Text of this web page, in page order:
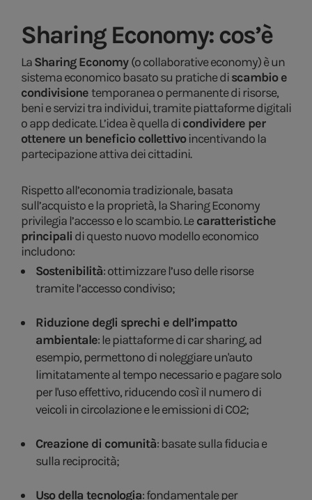
Sharing Economy: cos’è
LaSharing Economy(o collaborative economy) è un
sistema economico basato su pratiche discambio e
condivisionetemporanea o permanente di risorse,
beni e servizi tra individui, tramite piattaforme digitali
o app dedicate. L’idea è quella dicondividere per
ottenere un beneficio collettivoincentivando la
partecipazione attiva dei cittadini.
Rispetto all’economia tradizionale, basata
sull’acquisto e la proprietà, la Sharing Economy
privilegia l’accesso e lo scambio. Lecaratteristiche
principali di questo nuovo modello economico
includono:
Sostenibilità: ottimizzare l’uso delle risorse
tramite l’accesso condiviso;
Riduzione degli sprechi e dell’impatto
ambientale: le piattaforme di car sharing, ad
esempio, permettono di noleggiare un'auto
limitatamente al tempo necessario e pagare solo
per l'uso effettivo, riducendo così il numero di
veicoli in circolazione e le emissioni di CO2;
Creazione di comunità: basate sulla fiducia e
sulla reciprocità;
Uso della tecnologia: fondamentale per